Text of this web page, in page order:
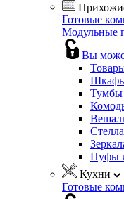
Готовые
Модульные
Вы
Пуфы
Кухни
Готовые